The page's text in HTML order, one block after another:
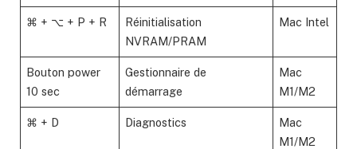
⌘ + ⌥ + P + R
Réinitialisation
NVRAM/PRAM
Mac Intel
Bouton power
10 sec
Gestionnaire de
démarrage
Mac
M1/M2
⌘ + D Diagnostics
Mac
M1/M2